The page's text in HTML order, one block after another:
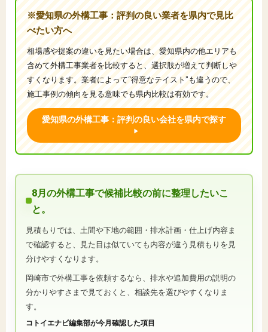
※愛知県の外構工事：評判の良い業者を県内で見比
べたい方へ
相場感や提案の違いを見たい場合は、愛知県内の他エリアも
含めて外構工事業者を比較すると、選択肢が増えて判断しや
すくなります。業者によって“得意なテイスト”も違うので、
施工事例の傾向を見る意味でも県内比較は有効です。
愛知県の外構工事：評判の良い会社を県内で探す
8月の外構工事で候補比較の前に整理したいこ
と。
見積もりでは、土間や下地の範囲・排水計画・仕上げ内容ま
で確認すると、見た目は似ていても内容が違う見積もりを見
分けやすくなります。
岡崎市で外構工事を依頼するなら、排水や追加費用の説明の
分かりやすさまで見ておくと、相談先を選びやすくなりま
す。
コトイエナビ編集部が今月確認した項目